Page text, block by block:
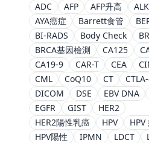
ADC
AFP AFP升高
ALK
AYA癌症
Barrett食管
BI-RADS
Body Check
BRCA基因檢測
CA125
CA19-9
CAR-T CEA
CML
CoQ10 CT
DICOM
DSE EBV DNA
EGFR
GIST
HER2
HER2陽性乳癌
HPV
HPV
HPV陽性
IPMN LDCT